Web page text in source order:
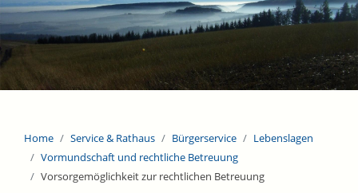
Home Service & Rathaus Bürgerservice
Lebenslagen
Vormundschaft und rechtliche Betreuung
Vorsorgemöglichkeit zur rechtlichen Betreuung